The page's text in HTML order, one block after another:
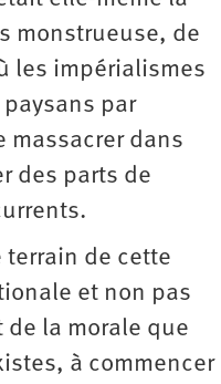
monstrueuse, de
les impérialismes
par
massacrer dans
des parts de
terrain de cette
et non pas
de la morale que
à commencer